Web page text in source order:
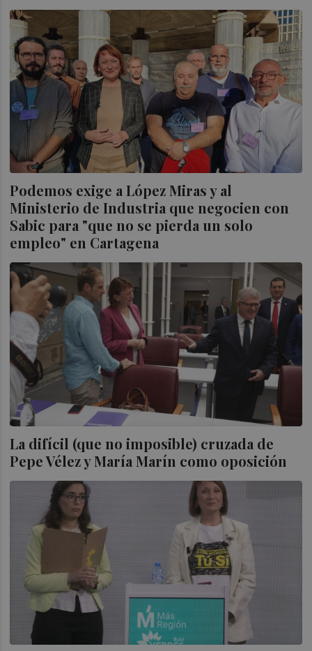
Podemos exige a López Miras y al
Ministerio de Industria que negocien con
Sabic para "que no se pierda un solo
empleo" en Cartagena
La difícil (que no imposible) cruzada de
Pepe Vélez y María Marín como oposición